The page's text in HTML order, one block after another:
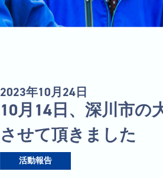
2023年10月24日
10月14日、深川市の
させて頂きました
活動報告